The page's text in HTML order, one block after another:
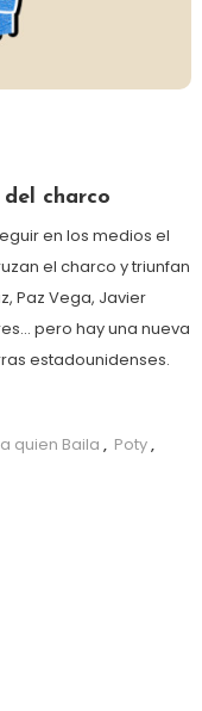
charco
en los medios el
el charco y triunfan
Paz Vega, Javier
pero hay una nueva
estadounidenses.
quien Baila , Poty,